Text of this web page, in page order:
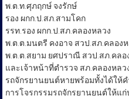
พ.ต.ท.ศุภฤกษ์ จงรักษ์
รอง ผกก.ป.สภ.สามโคก
รรท.รอง ผกก.ป.สภ.คลองหลวง
พ.ต.ต.มนตรี คงอาจ สวป.สภ.คลอง
พ.ต.ต.สยาม ยศปราณี สวป.สภ.คลอ
และเจ้าหน้าที่ตำรวจ สภ.คลองหล
รถจักรยานยนต์หายพร้อมทั้งได้ให้
การโจรกรรมรถจักรยานยนต์ให้